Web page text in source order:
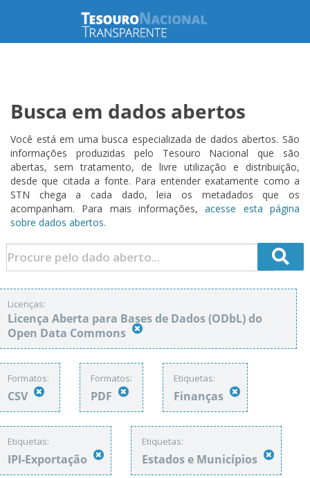
Busca em dados abertos
Você está em uma busca especializada de dados abertos. São
informações produzidas pelo Tesouro Nacional que são
abertas, sem tratamento, de livre utilização e distribuição,
desde que citada a fonte. Para entender exatamente como a
STN chega a cada dado, leia os metadados que os
acompanham. Para mais informações,acesse esta página
sobre dados abertos.
Licenças:
Licença Aberta para Bases de Dados (ODbL) do
Open Data Commons
Formatos:
CSV
Formatos:
PDF
Etiquetas:
Finanças
Etiquetas:
IPI-Exportação
Etiquetas:
Estados e Municípios